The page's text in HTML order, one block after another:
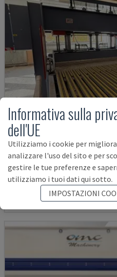
300-K-D0
OTT - PRESSA PER IMPIALLACCIATURA
GERMANIA 1996
Informativa sulla
dell'UE
Utilizziamo i cookie per
analizzare l'uso del sito e per
gestire le tue preferenze e
utilizziamo i tuoi dati qui sotto.
IMPOSTAZIONI